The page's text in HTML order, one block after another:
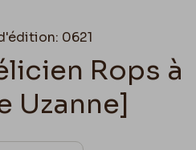
0621
Rops à
Uzanne]